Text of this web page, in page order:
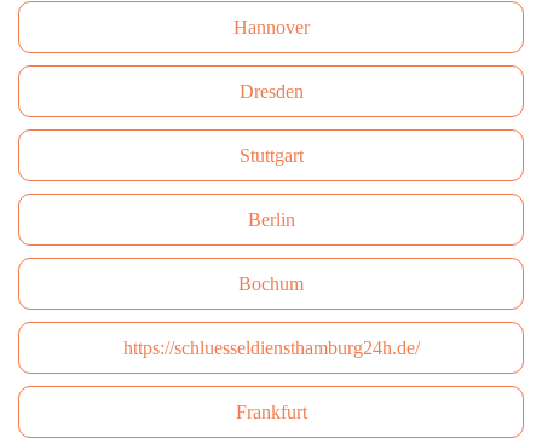
Hannover
Dresden
Stuttgart
Berlin
Bochum
https://schluesseldiensthamburg24h.de/
Frankfurt